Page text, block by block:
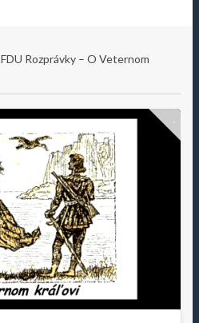
FDU Rozprávky – O Veternom